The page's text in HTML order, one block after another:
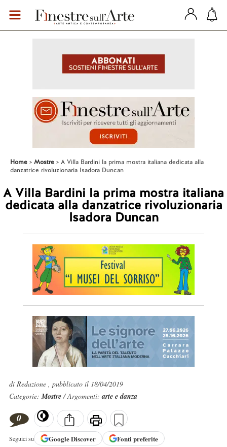
Home Mostre
A Villa Bardini la prima mostra italiana dedicata alla
danzatrice rivoluzionaria Isadora Duncan
A Villa Bardini la prima mostra italiana
dedicata alla danzatrice rivoluzionaria
Isadora Duncan
di Redazione , pubblicato il 18/04/2019
Categorie:Mostre/ Argomenti:arte e danza
0
Seguici su GoogleDiscover Fonti preferite